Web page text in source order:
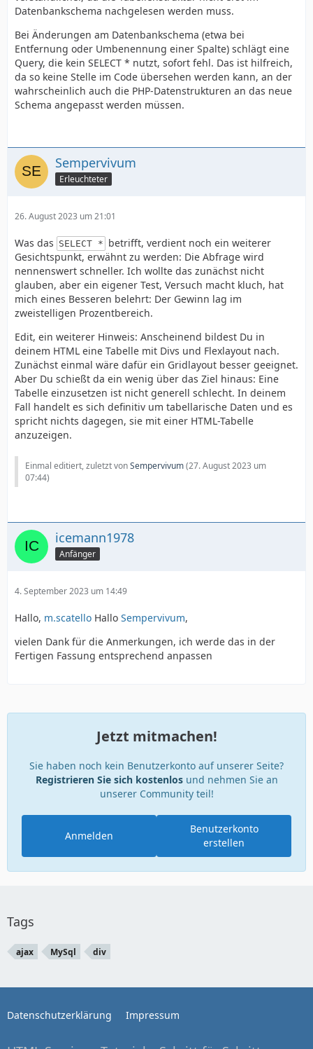
Datenbankschema nachgelesen werden muss.
Bei Änderungen am Datenbankschema (etwa bei
Entfernung oder Umbenennung einer Spalte) schlägt eine
Query, die kein SELECT * nutzt, sofort fehl. Das ist hilfreich,
da so keine Stelle im Code übersehen werden kann, an der
wahrscheinlich auch die PHP-Datenstrukturen an das neue
Schema angepasst werden müssen.
Sempervivum
Erleuchteter
26. August 2023 um 21:01
Was das SELECT * betrifft, verdient noch ein weiterer
Gesichtspunkt, erwähnt zu werden: Die Abfrage wird
nennenswert schneller. Ich wollte das zunächst nicht
glauben, aber ein eigener Test, Versuch macht kluch, hat
mich eines Besseren belehrt: Der Gewinn lag im
zweistelligen Prozentbereich.
Edit, ein weiterer Hinweis: Anscheinend bildest Du in
deinem HTML eine Tabelle mit Divs und Flexlayout nach.
Zunächst einmal wäre dafür ein Gridlayout besser geeignet.
Aber Du schießt da ein wenig über das Ziel hinaus: Eine
Tabelle einzusetzen ist nicht generell schlecht. In deinem
Fall handelt es sich definitiv um tabellarische Daten und es
spricht nichts dagegen, sie mit einer HTML-Tabelle
anzuzeigen.
Einmal editiert, zuletzt vonSempervivum(27. August 2023 um
07:44)
icemann1978
Anfänger
4. September 2023 um 14:49
Hallo, m.scatello Hallo Sempervivum,
vielen Dank für die Anmerkungen, ich werde das in der
Fertigen Fassung entsprechend anpassen
Jetzt mitmachen!
Sie haben noch kein Benutzerkonto auf unserer Seite?
Registrieren Sie sich kostenlosund nehmen Sie an
unserer Community teil!
Benutzerkonto
erstellen
Anmelden
Tags
ajax MySql div
Datenschutzerklärung Impressum